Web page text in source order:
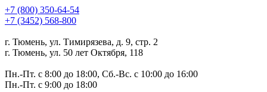
+7 (800) 350-64-54
+7 (3452) 568-800
г. Тюмень, ул. Тимирязева, д. 9, стр. 2
г. Тюмень, ул. 50 лет Октября, 118
Пн.-Пт. с 8:00 до 18:00, Сб.-Вс. с 10:00 до 16:00
Пн.-Пт. с 9:00 до 18:00